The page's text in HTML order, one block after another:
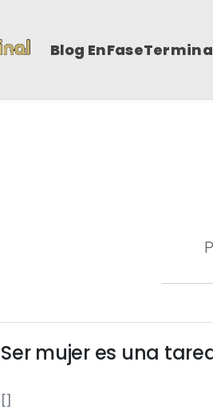
Blog
Ser mujer es una
[]